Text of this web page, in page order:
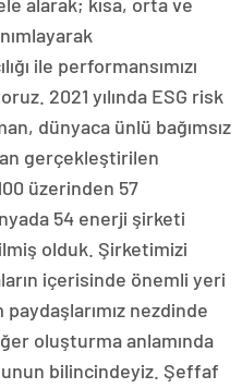
ile performansımızı
2021 yılında ESG risk
dünyaca ünlü bağımsız
gerçekleştirilen
üzerinden 57
54 enerji şirketi
olduk. Şirketimizi
içerisinde önemli yeri
nezdinde
oluşturma anlamında
bilincindeyiz. Şeffaf